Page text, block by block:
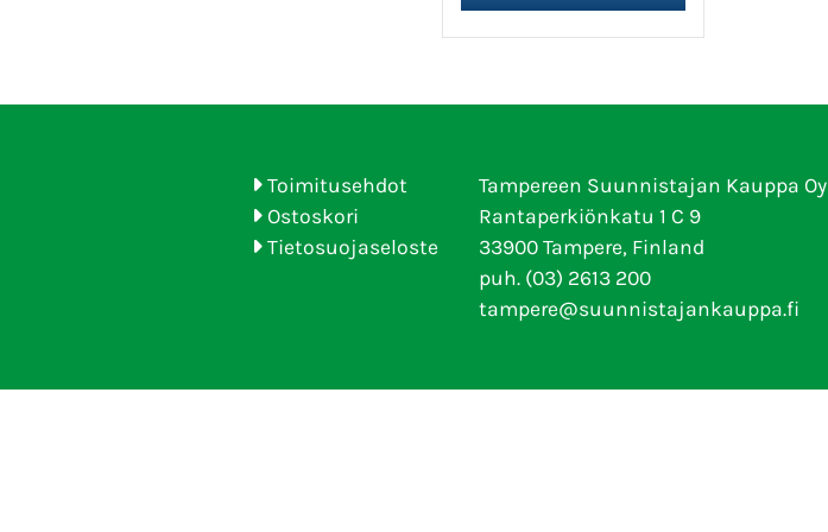
Toimitusehdot
Ostoskori
Tietosuojaseloste
Tampereen Suunnistajan Kauppa Oy
Rantaperkiönkatu 1 C 9
33900 Tampere, Finland
puh. (03) 2613 200
tampere@suunnistajankauppa.fi